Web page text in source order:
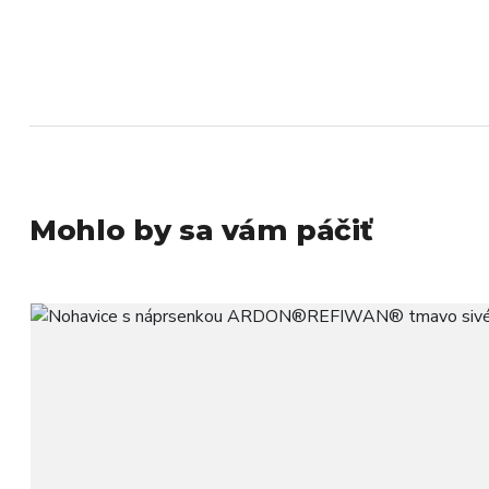
Mohlo by sa vám páčiť